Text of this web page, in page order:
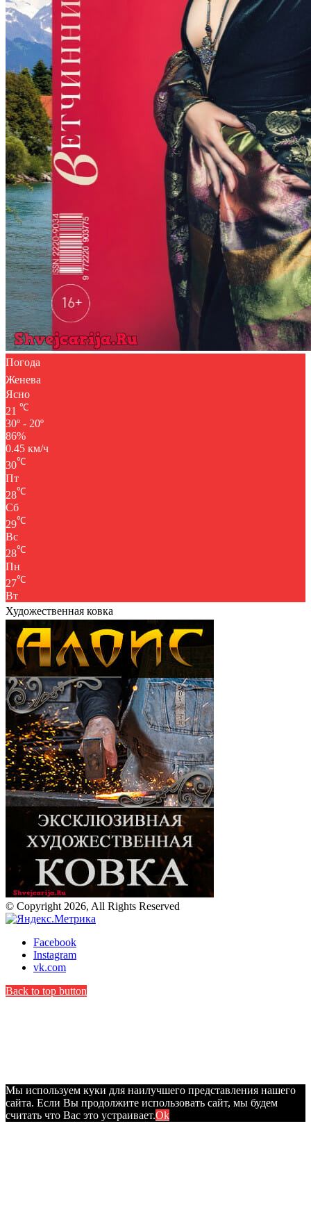
Погода
Женева
Ясно
21 ℃
30º - 20º
86%
0.45 км/ч
30℃
Пт
28℃
Сб
29℃
Вс
28℃
Пн
27℃
Вт
Художественная ковка
© Copyright 2026, All Rights Reserved
Facebook
Instagram
vk.com
Back to top button
Мы используем куки для наилучшего представления нашего
сайта. Если Вы продолжите использовать сайт, мы будем
считать что Вас это устраивает.Ok